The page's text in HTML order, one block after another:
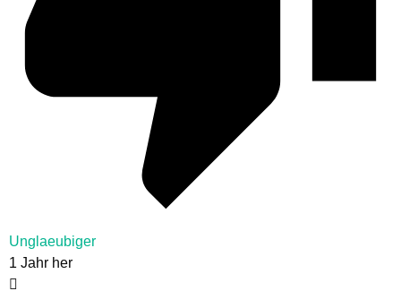
Unglaeubiger
1 Jahr her